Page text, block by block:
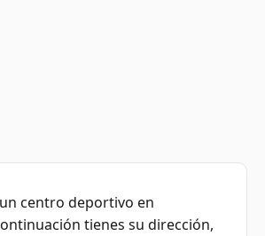
centro deportivo en
tienes su dirección,